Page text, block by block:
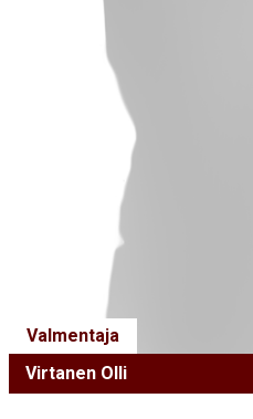
Valmentaja
Virtanen Olli